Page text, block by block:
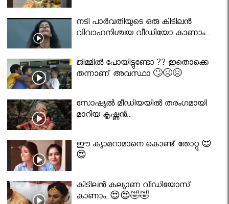
നടി പാർവതിയുടെ ഒരു കിടിലൻ
വിവാഹനിശ്ചയ വീഡിയോ കാണാം..
ജിമ്മിൽ പോയിട്ടുണ്ടോ ?? ഇതൊക്കെ
തന്നാണ് അവസ്ഥാ 🙄😣😣
സോഷ്യൽ മീഡിയയിൽ തരംഗമായി
മാറിയ കൃഷ്ണൻ..
ഈ ക്യാമറാമാനെ കൊണ്ട് തോറ്റു 😍
😍
കിടിലൻ കല്യാണ വീഡിയോസ്
കാണാം..😍😍🤣🤣